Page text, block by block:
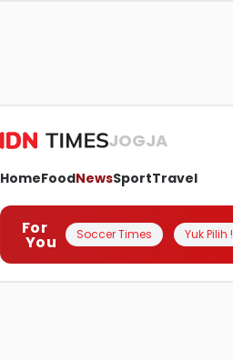
JOGJA
HomeFoodNewsSportTravel
For
You Soccer Times Yuk Pilih !